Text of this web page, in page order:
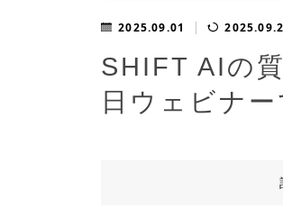
2025.09.01
SHIFT AIの
日ウェビナ